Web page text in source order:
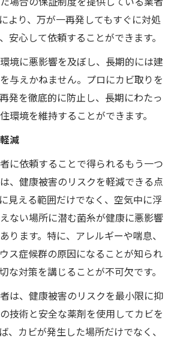
より、万が一再発してもすぐに対処
安心して依頼することができます。
境に悪影響を及ぼし、長期的には建
与えかねません。プロにカビ取りを
発を徹底的に防止し、長期にわたっ
環境を維持することができます。
減
に依頼することで得られるもう一つ
、健康被害のリスクを軽減できる点
見える範囲だけでなく、空気中に浮
ない場所に潜む菌糸が健康に悪影響
ります。特に、アレルギーや喘息、
ス症候群の原因になることが知られ
な対策を講じることが不可欠です。
は、健康被害のリスクを最小限に抑
技術と安全な薬剤を使用してカビを
、カビが発生した場所だけでなく、